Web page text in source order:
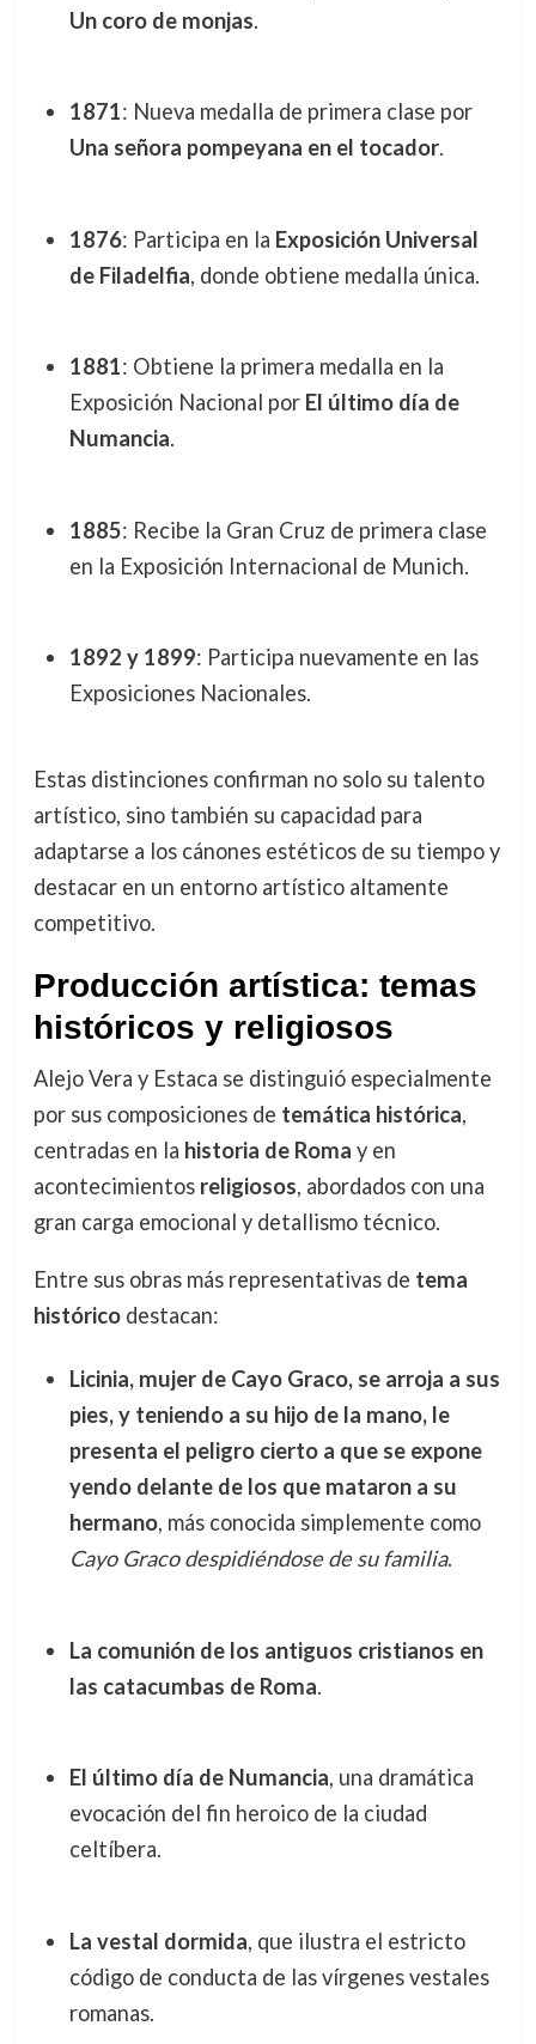
Un coro de monjas.
1871: Nueva medalla de primera clase por
Una señora pompeyana en el tocador.
1876: Participa en la Exposición Universal
de Filadelfia, donde obtiene medalla única.
1881: Obtiene la primera medalla en la
Exposición Nacional por El último día de
Numancia.
1885: Recibe la Gran Cruz de primera clase
en la Exposición Internacional de Munich.
1892 y 1899: Participa nuevamente en las
Exposiciones Nacionales.
Estas distinciones confirman no solo su talento
artístico, sino también su capacidad para
adaptarse a los cánones estéticos de su tiempo y
destacar en un entorno artístico altamente
competitivo.
Producción artística: temas
históricos y religiosos
Alejo Vera y Estaca se distinguió especialmente
por sus composiciones de temática histórica,
centradas en la historia de Roma y en
acontecimientos religiosos, abordados con una
gran carga emocional y detallismo técnico.
Entre sus obras más representativas de tema
históricodestacan:
Licinia, mujer de Cayo Graco, se arroja a sus
pies, y teniendo a su hijo de la mano, le
presenta el peligro cierto a que se expone
yendo delante de los que mataron a su
hermano, más conocida simplemente como
Cayo Graco despidiéndose de su familia.
La comunión de los antiguos cristianos en
las catacumbas de Roma.
El último día de Numancia, una dramática
evocación del fin heroico de la ciudad
celtíbera.
La vestal dormida, que ilustra el estricto
código de conducta de las vírgenes vestales
romanas.